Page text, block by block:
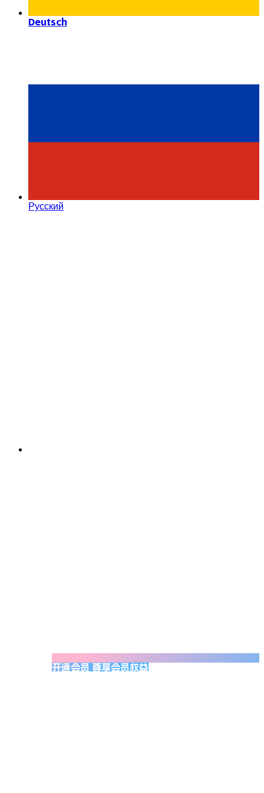
Deutsch
Русский
开通会员 尊享会员权益